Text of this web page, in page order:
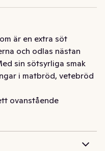
är en extra söt
och odlas nästan
sin sötsyrliga smak
i matbröd, vetebröd
ovanstående